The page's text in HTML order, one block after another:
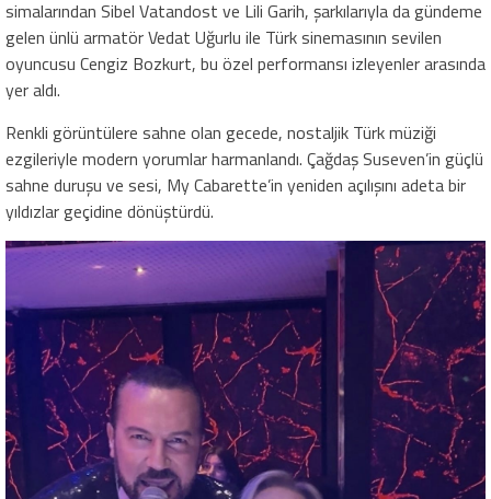
simalarından Sibel Vatandost ve Lili Garih, şarkılarıyla da gündeme
gelen ünlü armatör Vedat Uğurlu ile Türk sinemasının sevilen
oyuncusu Cengiz Bozkurt, bu özel performansı izleyenler arasında
yer aldı.
Renkli görüntülere sahne olan gecede, nostaljik Türk müziği
ezgileriyle modern yorumlar harmanlandı. Çağdaş Suseven’in güçlü
sahne duruşu ve sesi, My Cabarette’in yeniden açılışını adeta bir
yıldızlar geçidine dönüştürdü.